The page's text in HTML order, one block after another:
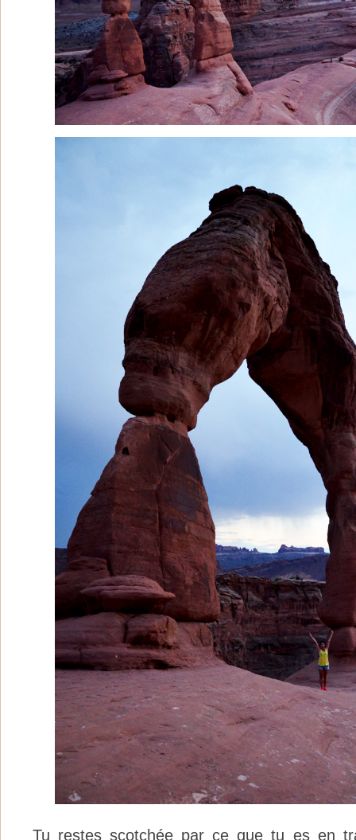
Tu restes scotchée par ce que tu es en